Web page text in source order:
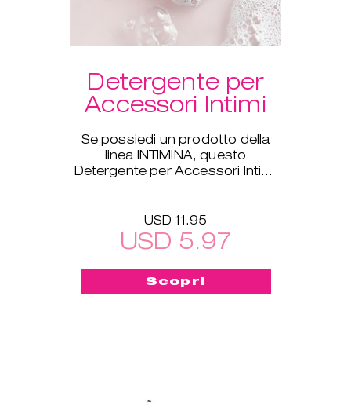
Detergente per
Accessori Intimi
Se possiedi un prodotto della
linea INTIMINA, questo
Detergente per Accessori Intimi
USD 11.95
USD 5.97
Scopri